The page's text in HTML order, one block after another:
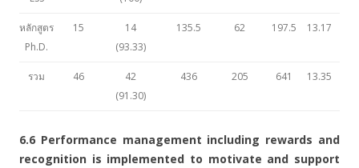
หลักสูตร
Ph.D.
15
14
(93.33)
135.5 62 197.5 13.17
รวม 46
42
(91.30)
436 205 641 13.35
6.6 Performance management including rewards and
recognition is implemented to motivate and support